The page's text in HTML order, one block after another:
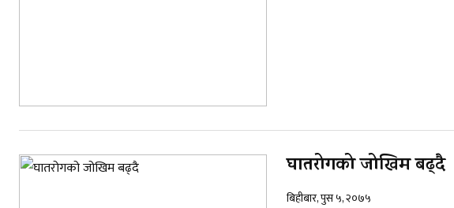
घातरोगको जोखिम बढ्दै
बिहीबार, पुस ५, २०७५